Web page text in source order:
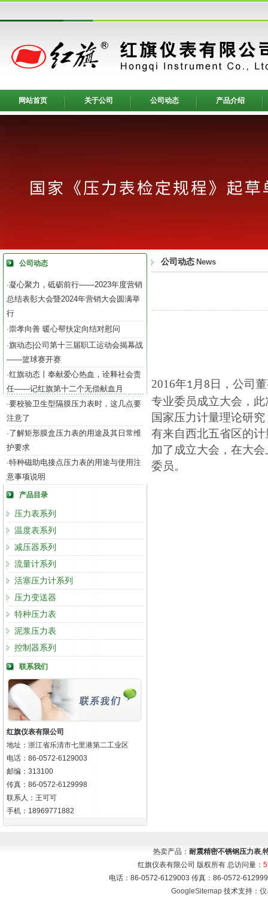
网站首页 关于公司 公司动态 产品介绍
公司动态
·凝心聚力，砥砺前行——2023年度营销
总结表彰大会暨2024年营销大会圆满举
行
·崇孝向善 暖心帮扶定向结对慰问
·旗动态|公司第十三届职工运动会揭幕战
——篮球赛开赛
·红旗动态丨奉献爱心热血，诠释社会责
任——记红旗第十二个无偿献血月
·要校验卫生型隔膜压力表时，这几点要
注意了
·了解矩形膜盒压力表的用途及其日常维
护要求
·特种磁助电接点压力表的用途与使用注
意事项说明
产品目录
压力表系列
温度表系列
减压器系列
流量计系列
活塞压力计系列
压力变送器
特种压力表
泥浆压力表
控制器系列
联系我们
红旗仪表有限公司
地址：浙江省乐清市七里港第二工业区
电话：86-0572-6129003
邮编：313100
传真：86-0572-6129998
联系人：王可可
手机：18969771882
公司动态 News
2016年1 月 8 日，公司
专业委员成立大会，
国家压力计量理论研
有来自西北五省区的
加了成立大会，在大会
委员。
热卖产品： 耐震精密不锈钢压力表,
红旗仪表有限公司 版权所有 总访问量：
电话：86-0572-6129003 传真：86-0572-
GoogleSitemap技术支持： 仪